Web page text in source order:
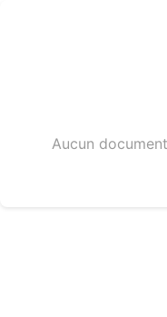
Aucun